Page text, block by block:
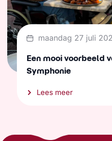
maandag 27 juli
Een mooi voorbeeld
Symphonie
Lees meer